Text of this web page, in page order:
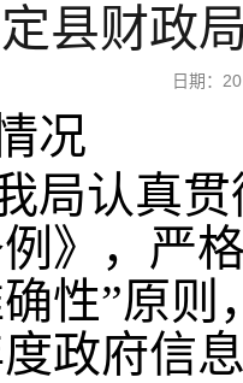
县财政
日期：
况
局认真
》，严
性”原
政府信